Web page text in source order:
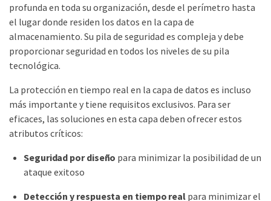
profunda en toda su organización, desde el perímetro hasta
el lugar donde residen los datos en la capa de
almacenamiento. Su pila de seguridad es compleja y debe
proporcionar seguridad en todos los niveles de su pila
tecnológica.
La protección en tiempo real en la capa de datos es incluso
más importante y tiene requisitos exclusivos. Para ser
eficaces, las soluciones en esta capa deben ofrecer estos
atributos críticos:
Seguridad por diseño para minimizar la posibilidad de un
ataque exitoso
Detección y respuesta en tiempo real para minimizar el